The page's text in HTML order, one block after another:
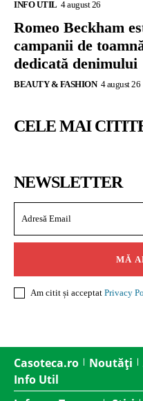
INFO UTIL 4 august 26
Romeo Beckham
campanii de
dedicată denimului
BEAUTY & FASHION 4 august 26
CELE MAI
NEWSLETTER
MĂ
Am citit și acceptat Privacy
Casoteca.ro Noutăți
Info Util